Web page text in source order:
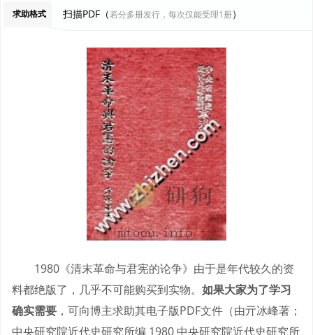
求助格式 扫描PDF（若分多册发行，每次仅能受理1册）
1980《清末革命与君宪的论争》由于是年代较久的资
料都绝版了，几乎不可能购买到实物。 如果大家为了学习
确实需要 ，可向博主求助其电子版PDF文件（由亓冰峰著；
中央研究院近代史研究所编 1980 中央研究院近代史研究所